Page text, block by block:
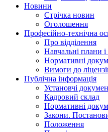
Новини
Стрічка новин
Оголошення
Професійно-технічна
Про відділення
Навчальні плани
Нормативнi
Вимоги до
Публічна інформація
Установчi
Кадровий склад
Нормативнi
Закони.
Положення